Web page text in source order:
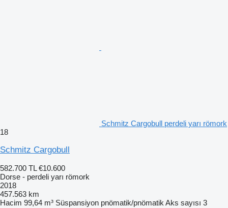
Schmitz Cargobull perdeli yarı römork
18
Schmitz Cargobull
582.700 TL €10.600
Dorse - perdeli yarı römork
2018
457.563 km
Hacim 99,64 m³ Süspansiyon pnömatik/pnömatik Aks sayısı 3